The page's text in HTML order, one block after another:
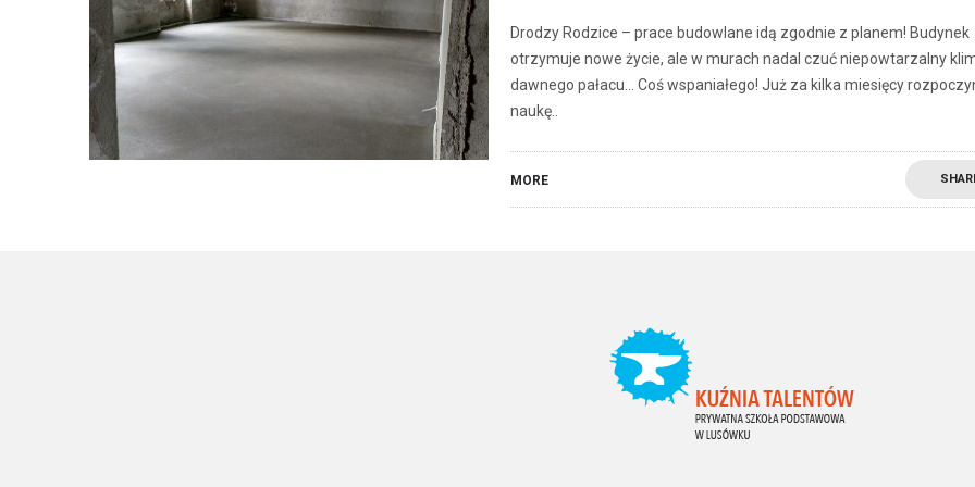
Drodzy Rodzice – prace budowlane idą zgodnie z planem! Budynek
otrzymuje nowe życie, ale w murach nadal czuć niepowtarzalny
dawnego pałacu… Coś wspaniałego! Już za kilka miesięcy
naukę..
MORE